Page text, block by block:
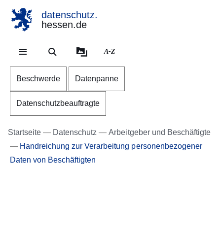
datenschutz.
hessen.de
A-Z
Beschwerde Datenpanne
Datenschutzbeauftragte
Startseite Datenschutz
Arbeitgeber und Beschäftigte
Handreichung zur Verarbeitung personenbezogener
Daten von Beschäftigten